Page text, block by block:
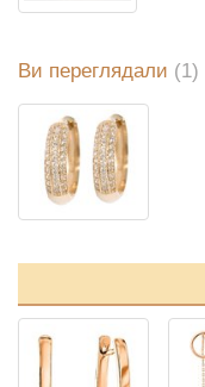
Ви переглядали (1)